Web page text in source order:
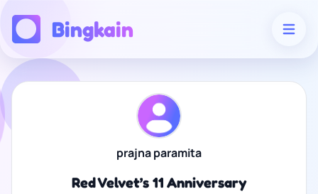
Bingkain
prajna paramita
Red Velvet’s 11 Anniversary